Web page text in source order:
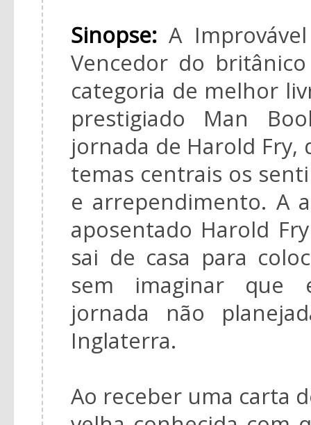
Sinopse: A
Vencedor do
categoria de melhor
prestigiado Man
jornada de Harold Fry,
temas centrais os
e arrependimento. A
aposentado Harold
sai de casa para
sem imaginar que
jornada não
Inglaterra.
Ao receber uma carta